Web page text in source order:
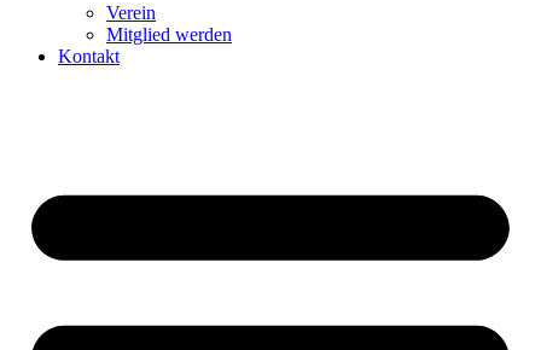
Verein
Mitglied werden
Kontakt